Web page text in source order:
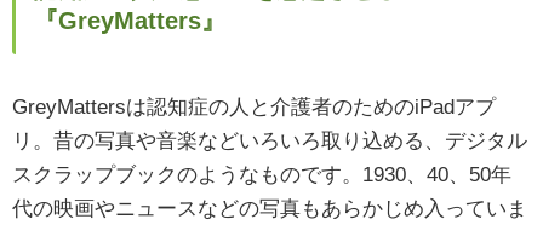
『GreyMatters』
GreyMattersは認知症の人と介護者のためのiPadアプ
リ。昔の写真や音楽などいろいろ取り込める、デジタル
スクラップブックのようなものです。1930、40、50年
代の映画やニュースなどの写真もあらかじめ入っていま